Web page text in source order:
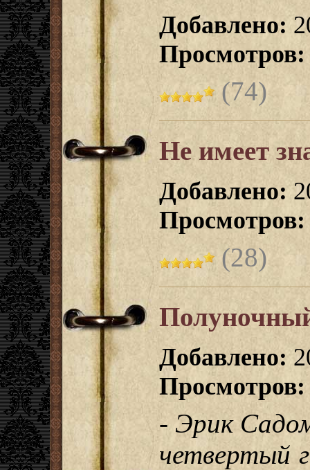
Добавлено:
Просмотров:
(74)
Не имеет
Добавлено:
Просмотров:
(28)
Добавлено:
Просмотров:
- Эрик
четвертый